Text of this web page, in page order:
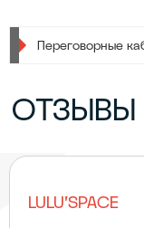
Переговорные
ОТЗЫВЫ
LULU'SPACE